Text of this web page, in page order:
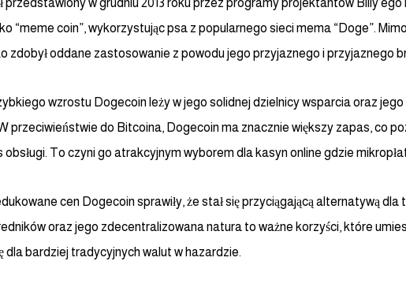
przedstawiony w grudniu 2013 roku przez programy projektantów
“meme coin”, wykorzystując psa z popularnego sieci mema “Doge”.
zdobył oddane zastosowanie z powodu jego przyjaznego i przyjaznego
wzrostu Dogecoin leży w jego solidnej dzielnicy wsparcia oraz
przeciwieństwie do Bitcoina, Dogecoin ma znacznie większy zapas, co
To czyni go atrakcyjnym wyborem dla kasyn online gdzie
cen Dogecoin sprawiły, że stał się przyciągającą alternatywą dla
oraz jego zdecentralizowana natura to ważne korzyści, które
dla bardziej tradycyjnych walut w hazardzie.